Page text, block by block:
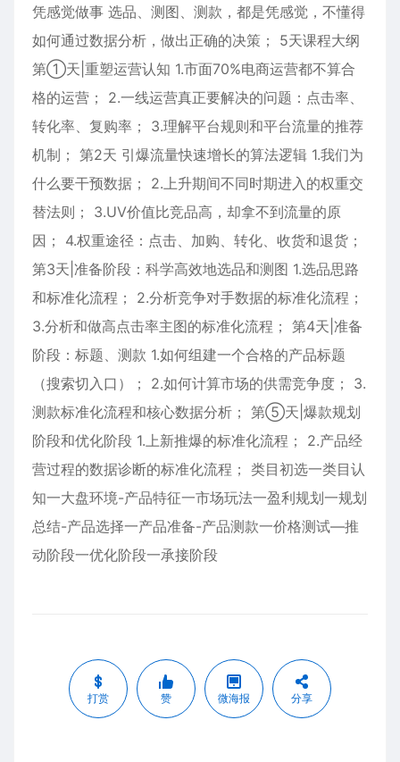
凭感觉做事 选品、测图、测款，都是凭感觉，不懂得
如何通过数据分析，做出正确的决策； 5天课程大纲
第①天|重塑运营认知 1.市面70%电商运营都不算合
格的运营； 2.一线运营真正要解决的问题：点击率、
转化率、复购率； 3.理解平台规则和平台流量的推荐
机制； 第2天 引爆流量快速增长的算法逻辑 1.我们为
什么要干预数据； 2.上升期间不同时期进入的权重交
替法则； 3.UV价值比竞品高，却拿不到流量的原
因； 4.权重途径：点击、加购、转化、收货和退货；
第3天|准备阶段：科学高效地选品和测图 1.选品思路
和标准化流程； 2.分析竞争对手数据的标准化流程；
3.分析和做高点击率主图的标准化流程； 第4天|准备
阶段：标题、测款 1.如何组建一个合格的产品标题
（搜索切入口）； 2.如何计算市场的供需竞争度； 3.
测款标准化流程和核心数据分析； 第⑤天|爆款规划
阶段和优化阶段 1.上新推爆的标准化流程； 2.产品经
营过程的数据诊断的标准化流程； 类目初选一类目认
知一大盘环境-产品特征一市场玩法一盈利规划一规划
总结-产品选择一产品准备-产品测款一价格测试—推
动阶段一优化阶段一承接阶段
打赏 赞 微海报 分享